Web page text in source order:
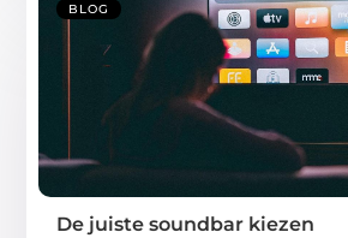
BLOG
De juiste soundbar kiezen